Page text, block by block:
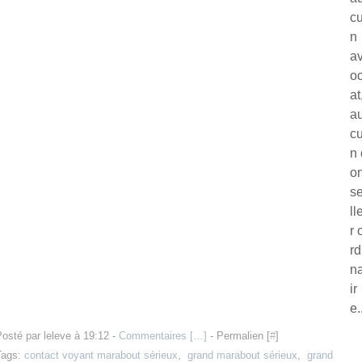
cu
n
at,
cu
n
r
ir
par leleve à 19:12 - Commentaires […] - Permalien [#]
contact voyant marabout sérieux, grand marabout sérieux, grand